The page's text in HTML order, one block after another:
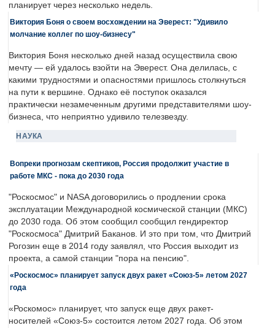
планирует через несколько недель.
Виктория Боня о своем восхождении на Эверест: "Удивило
молчание коллег по шоу-бизнесу"
Виктория Боня несколько дней назад осуществила свою
мечту — ей удалось взойти на Эверест. Она делилась, с
какими трудностями и опасностями пришлось столкнуться
на пути к вершине. Однако её поступок оказался
практически незамеченным другими представителями шоу-
бизнеса, что неприятно удивило телезвезду.
НАУКА
Вопреки прогнозам скептиков, Россия продолжит участие в
работе МКС - пока до 2030 года
"Роскосмос" и NASA договорились о продлении срока
эксплуатации Международной космической станции (МКС)
до 2030 года. Об этом сообщил сообщил гендиректор
"Роскосмоса" Дмитрий Баканов. И это при том, что Дмитрий
Рогозин еще в 2014 году заявлял, что Россия выходит из
проекта, а самой станции "пора на пенсию".
«Роскосмос» планирует запуск двух ракет «Союз-5» летом 2027
года
«Роскомос» планирует, что запуск еще двух ракет-
носителей «Союз-5» состоится летом 2027 года. Об этом